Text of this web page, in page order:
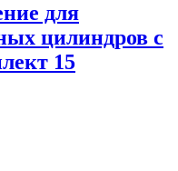
для
цилиндров с
15